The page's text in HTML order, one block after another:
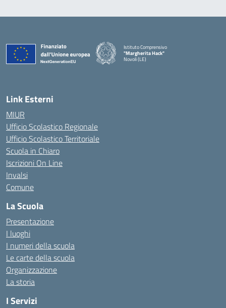
Istituto Comprensivo
"Margherita Hack"
Novoli (LE)
Link Esterni
MIUR
Ufficio Scolastico Regionale
Ufficio Scolastico Territoriale
Scuola in Chiaro
Iscrizioni On Line
Invalsi
Comune
La Scuola
Presentazione
I luoghi
I numeri della scuola
Le carte della scuola
Organizzazione
La storia
I Servizi